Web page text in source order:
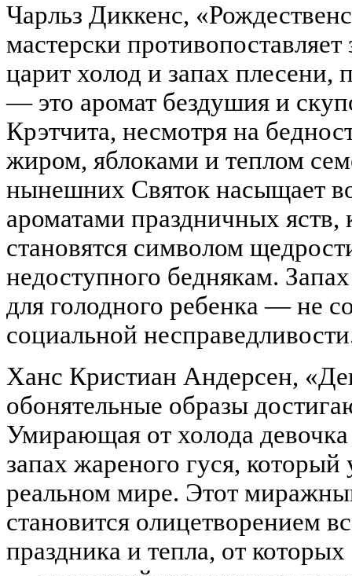
Чарльз Диккенс,
мастерски
царит холод и запах плесени,
— это аромат бездушия и
Крэтчита, несмотря на
жиром, яблоками и теплом
нынешних Святок насыщает
ароматами праздничных яств,
становятся символом
недоступного беднякам.
для голодного ребенка — не
социальной
Ханс Кристиан Андерсен,
обонятельные образы
Умирающая от холода
запах жареного гуся, который
реальном мире. Этот
становится олицетворением
праздника и тепла, от